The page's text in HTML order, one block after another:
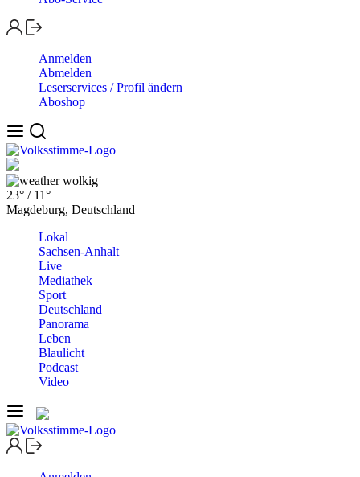
Anmelden
Abmelden
Leserservices / Profil ändern
Aboshop
wolkig
23° / 11°
Magdeburg, Deutschland
Lokal
Sachsen-Anhalt
Live
Mediathek
Sport
Deutschland
Panorama
Leben
Blaulicht
Podcast
Video